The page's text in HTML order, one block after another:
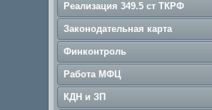
Реализация 349.5 ст ТКРФ
Законодательная карта
Финконтроль
Работа МФЦ
КДН и ЗП